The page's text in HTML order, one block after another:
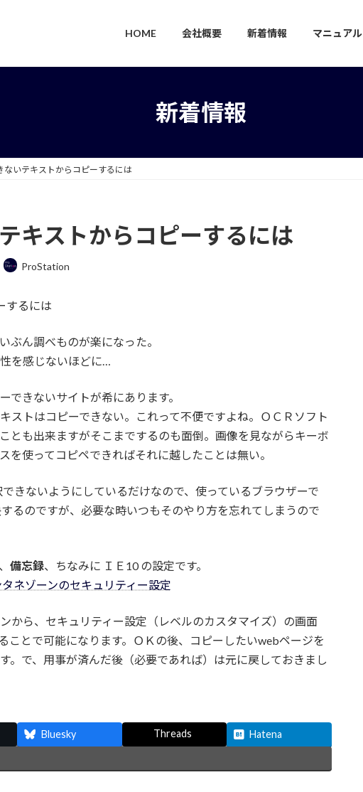
HOME 会社概要 新着情報 マニュアル
新着情報
ないテキストからコピーするには
キストからコピーするには
ProStation
するには
ぶん調べものが楽になった。
を感じないほどに…
できないサイトが希にあります。
ストはコピーできない。これって不便ですよね。ＯＣＲソフト
とも出来ますがそこまでするのも面倒。画像を見ながらキーボ
を使ってコピペできればそれに越したことは無い。
きないようにしているだけなので、使っているブラウザーで
るのですが、必要な時いつもそのやり方を忘れてしまうので
備忘録、ちなみに ＩＥ10 の設定です。
から、セキュリティー設定（レベルのカスタマイズ）の画面
ことで可能になります。ＯＫの後、コピーしたいwebページを
。で、用事が済んだ後（必要であれば）は元に戻しておきまし
Bluesky Threads Hatena